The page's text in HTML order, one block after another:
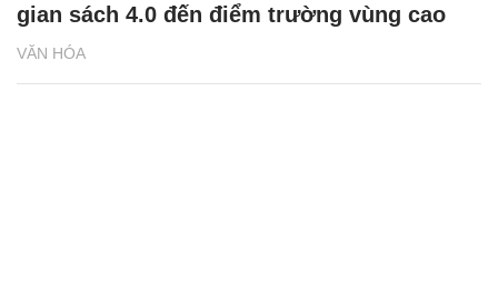
VĂN HÓA
gian sách 4.0 đến điểm trường vùng cao